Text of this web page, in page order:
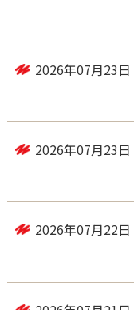
2026年07月23日
2026年07月23日
2026年07月23日
2026年07月22日